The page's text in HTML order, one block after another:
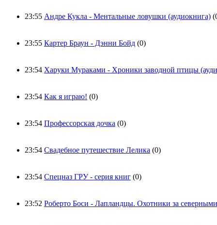
23:55 Андре Кукла - Ментальные ловушки (аудиокнига)
23:55 Картер Браун - Дэнни Бойд (0)
23:54 Харуки Мураками - Хроники заводной птицы
23:54 Как я играю! (0)
23:54 Профессорская дочка (0)
23:54 Свадебное путешествие Лелика (0)
23:54 Спецназ ГРУ - серия книг (0)
23:52 Роберто Боси - Лапландцы. Охотники за